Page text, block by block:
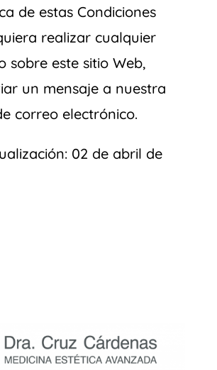
de estas Condiciones
realizar cualquier
sobre este sitio Web,
un mensaje a nuestra
correo electrónico.
02 de abril de